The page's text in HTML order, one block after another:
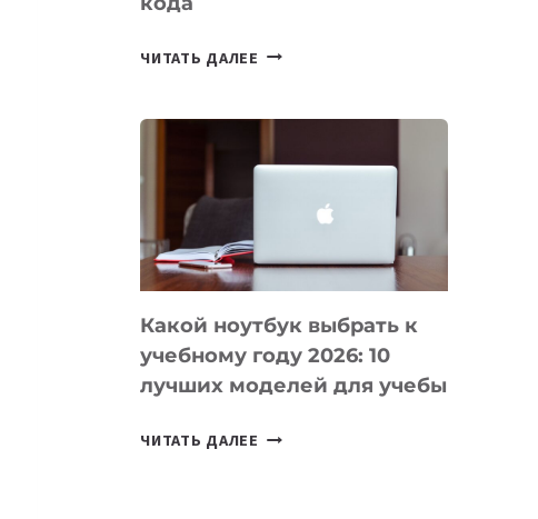
ЧИТАТЬ ДАЛЕЕ
КОТОРЫЕ
СОЗДАВАТЬ
БЕЗ
КОДА
Какой ноутбук выбрать к
учебному году 2026: 10
лучших моделей для учебы
ЧИТАТЬ ДАЛЕЕ КАКОЙ